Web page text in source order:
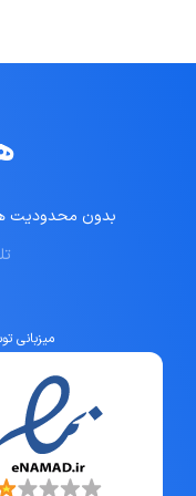
بدون محدودیت هر
میزبانی